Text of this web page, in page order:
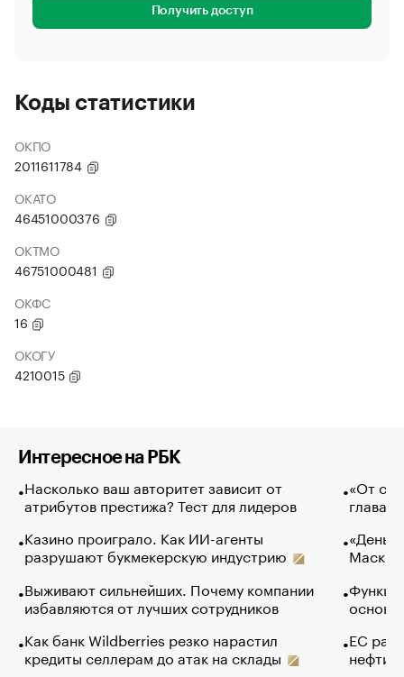
Получить доступ
Коды статистики
ОКПО
2011611784
ОКАТО
46451000376
ОКТМО
46751000481
ОКФС
16
ОКОГУ
4210015
Интересное на РБК
Насколько ваш авторитет зависит от
атрибутов престижа? Тест для лидеров
Казино проиграло. Как ИИ-агенты
разрушают букмекерскую индустрию
Выживают сильнейших. Почему компании
избавляются от лучших сотрудников
Как банк Wildberries резко нарастил
кредиты селлерам до атак на склады
«От
глава
Маск в
основ
ЕС
нефти